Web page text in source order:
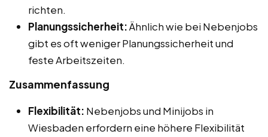
richten.
Planungssicherheit:Ähnlich wie bei Nebenjobs
gibt es oft weniger Planungssicherheit und
feste Arbeitszeiten.
Zusammenfassung
Flexibilität: Nebenjobs und Minijobs in
Wiesbaden erfordern eine höhere Flexibilität